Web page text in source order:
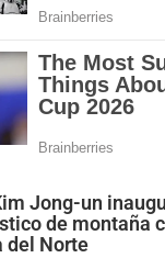
Jong-un
de montaña
del Norte